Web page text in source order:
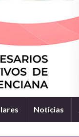
Noticias